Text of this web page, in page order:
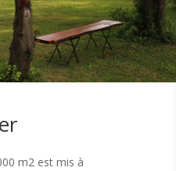
m2 est mis à